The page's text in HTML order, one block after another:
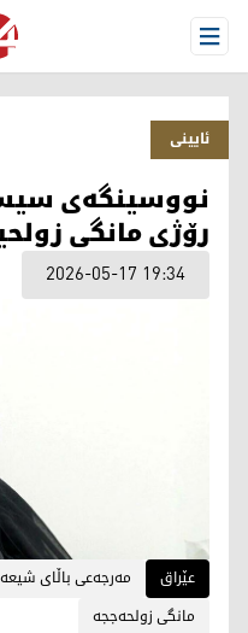
Open Menu
ئایینی
نووسینگەی
رۆژی مانگی
2026-05-17 19:34
عێراق مەرجەعی باڵای
مانگی زولحەججە